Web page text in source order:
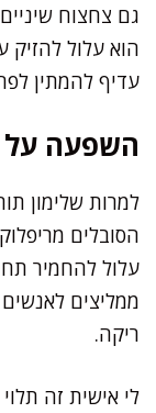
גם צחצוח
הוא עלול להזיק
עדיף להמתין לפחות 30 דקות לפני
השפעה על
למרות שלימון
עלול להחמיר
ממליצים
ריקה.
לי אישית זה